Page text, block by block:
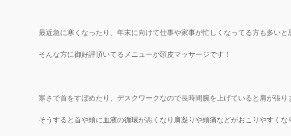
最近急に寒くなったり、年末に向けて仕事や家事が忙しくなってる方も多いと
そんな方に御好評頂いてるメニューが頭皮マッサージです！
寒さで首をすぼめたり、デスクワークなので長時間腕を上げていると肩が張り
そうすると首や頭に血液の循環が悪くなり肩凝りや頭痛などがおこりやすくな